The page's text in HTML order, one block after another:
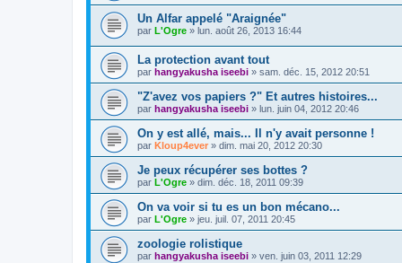
Un Alfar appelé "Araignée"
par L'Ogre » lun. août 26, 2013 16:44
La protection avant tout
par hangyakusha iseebi » sam. déc. 15, 2012 20:51
"Z'avez vos papiers ?" Et autres histoires...
par hangyakusha iseebi » lun. juin 04, 2012 20:46
On y est allé, mais... Il n'y avait personne !
par Kloup4ever » dim. mai 20, 2012 20:30
Je peux récupérer ses bottes ?
par L'Ogre » dim. déc. 18, 2011 09:39
On va voir si tu es un bon mécano...
par L'Ogre » jeu. juil. 07, 2011 20:45
zoologie rolistique
par hangyakusha iseebi » ven. juin 03, 2011 12:29